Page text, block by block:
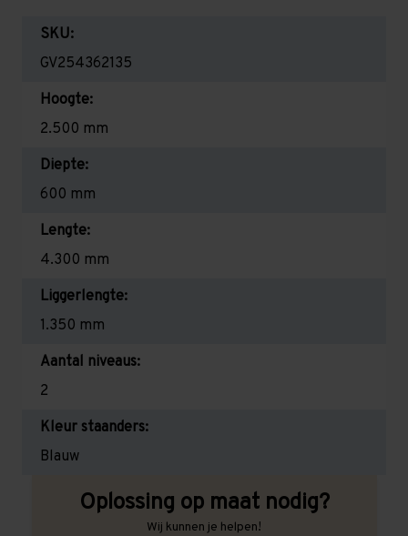
SKU:
GV254362135
Hoogte:
2.500 mm
Diepte:
600 mm
Lengte:
4.300 mm
Liggerlengte:
1.350 mm
Aantal niveaus:
2
Kleur staanders:
Blauw
Oplossing op maat nodig?
Wij kunnen je helpen!